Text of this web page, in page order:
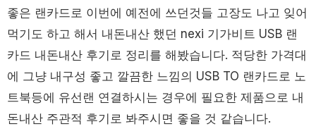
좋은 랜카드로 이번에 예전에 쓰던것들 고장도 나고 잊어
먹기도 하고 해서 내돈내산 했던 nexi 기가비트 USB 랜
카드 내돈내산 후기로 정리를 해봤습니다. 적당한 가격대
에 그냥 내구성 좋고 깔끔한 느낌의 USB TO 랜카드로 노
트북등에 유선랜 연결하시는 경우에 필요한 제품으로 내
돈내산 주관적 후기로 봐주시면 좋을 것 같습니다.